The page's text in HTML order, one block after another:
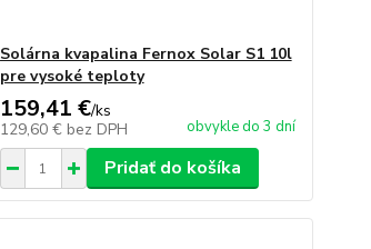
Solárna kvapalina Fernox Solar S1 10l
pre vysoké teploty
159,41 €/ks
129,60 € bez DPH obvykle do 3 dní
Pridať do košíka